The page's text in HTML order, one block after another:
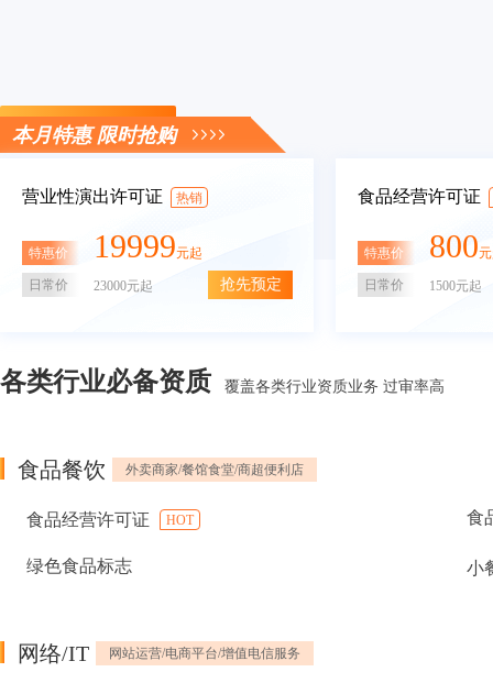
立即咨询
本月特惠 限时抢购
营业性演出许可证 热销
特惠价 19999元起
日常价 23000元起 抢先预定
食品经营许可证
特惠价 800
日常价 1500元起
各类行业必备资质 覆盖各类行业资质业务 过审率高
食品餐饮 外卖商家/餐馆食堂/商超便利店
食品经营许可证 HOT 食
绿色食品标志 小
网络/IT 网站运营/电商平台/增值电信服务